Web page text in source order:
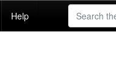
Help